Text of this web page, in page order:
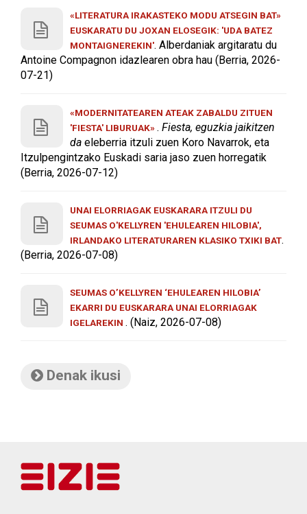
«LITERATURA IRAKASTEKO MODU ATSEGIN BAT»
EUSKARATU DU JOXAN ELOSEGIK: 'UDA BATEZ
MONTAIGNEREKIN'. Alberdaniak argitaratu du
Antoine Compagnon idazlearen obra hau (Berria, 2026-
07-21)
«MODERNITATEAREN ATEAK ZABALDU ZITUEN
'FIESTA' LIBURUAK». Fiesta, eguzkia jaikitzen
da eleberria itzuli zuen Koro Navarrok, eta
Itzulpengintzako Euskadi saria jaso zuen horregatik
(Berria, 2026-07-12)
UNAI ELORRIAGAK EUSKARARA ITZULI DU
SEUMAS O'KELLYREN 'EHULEAREN HILOBIA',
IRLANDAKO LITERATURAREN KLASIKO TXIKI BAT.
(Berria, 2026-07-08)
SEUMAS O’KELLYREN ‘EHULEAREN HILOBIA’
EKARRI DU EUSKARARA UNAI ELORRIAGAK
IGELAREKIN . (Naiz, 2026-07-08)
Denak ikusi